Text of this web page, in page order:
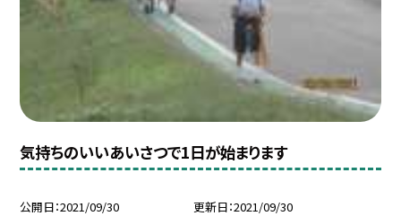
気持ちのいいあいさつで1日が始まります
公開日 2021/09/30 更新日 2021/09/30